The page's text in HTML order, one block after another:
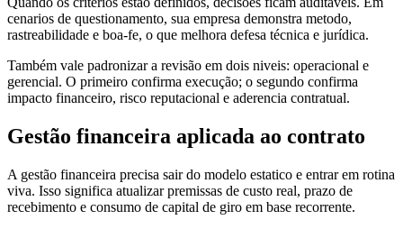
cenarios de questionamento, sua empresa demonstra metodo,
rastreabilidade e boa-fe, o que melhora defesa técnica e jurídica.
Também vale padronizar a revisão em dois niveis: operacional e
gerencial. O primeiro confirma execução; o segundo confirma
impacto financeiro, risco reputacional e aderencia contratual.
Gestão financeira aplicada ao contrato
A gestão financeira precisa sair do modelo estatico e entrar em rotina
viva. Isso significa atualizar premissas de custo real, prazo de
recebimento e consumo de capital de giro em base recorrente.